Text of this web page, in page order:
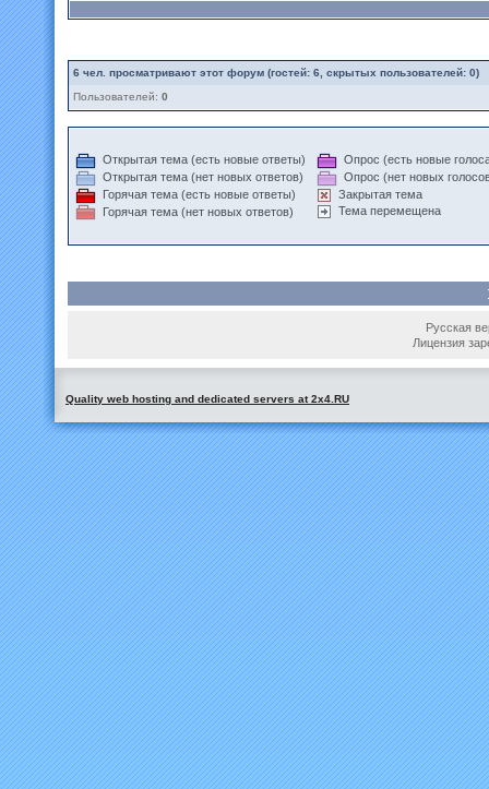
6 чел. просматривают этот форум (гостей: 6, скрытых пользователей: 0)
Пользователей: 0
Открытая тема (есть новые ответы)
Открытая тема (нет новых ответов)
Горячая тема (есть новые ответы)
Горячая тема (нет новых ответов)
Опрос (есть новые
Опрос (нет новых
Закрытая тема
Тема перемещена
Русская
Лицензия
Quality web hosting and dedicated servers at 2x4.RU